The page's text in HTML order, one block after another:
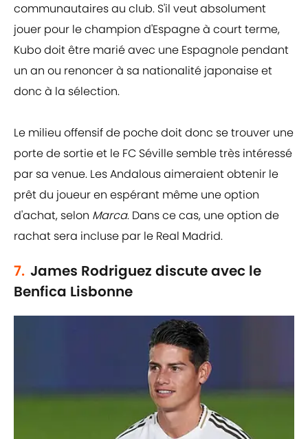
communautaires au club. S'il veut absolument
jouer pour le champion d'Espagne à court terme,
Kubo doit être marié avec une Espagnole pendant
un an ou renoncer à sa nationalité japonaise et
donc à la sélection.
Le milieu offensif de poche doit donc se trouver une
porte de sortie et le FC Séville semble très intéressé
par sa venue. Les Andalous aimeraient obtenir le
prêt du joueur en espérant même une option
d'achat, selon Marca. Dans ce cas, une option de
rachat sera incluse par le Real Madrid.
7. James Rodriguez discute avec le
Benfica Lisbonne